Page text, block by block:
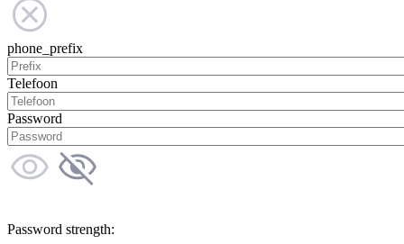
phone_prefix
Telefoon
Password
Password strength: